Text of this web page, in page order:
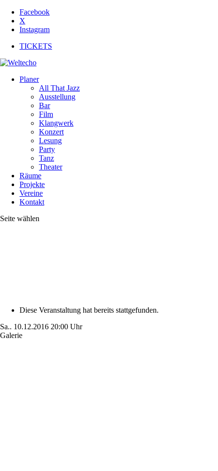
Facebook
X
Instagram
TICKETS
Planer
All That Jazz
Ausstellung
Bar
Film
Klangwerk
Konzert
Lesung
Party
Tanz
Theater
Räume
Projekte
Vereine
Kontakt
Seite wählen
Diese Veranstaltung hat bereits stattgefunden.
Sa.. 10.12.2016 20:00 Uhr
Galerie